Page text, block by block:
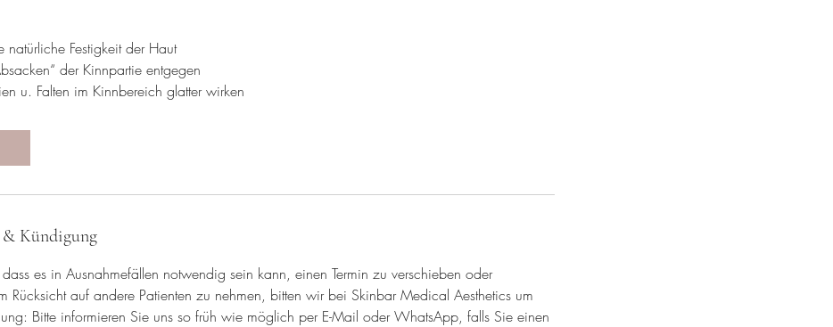
natürliche Festigkeit der Haut
der Kinnpartie entgegen
u. Falten im Kinnbereich glatter wirken
Kündigung
es in Ausnahmefällen notwendig sein kann, einen Termin zu verschieben oder
Rücksicht auf andere Patienten zu nehmen, bitten wir bei Skinbar Medical Aesthetics um
Bitte informieren Sie uns so früh wie möglich per E-Mail oder WhatsApp, falls Sie einen